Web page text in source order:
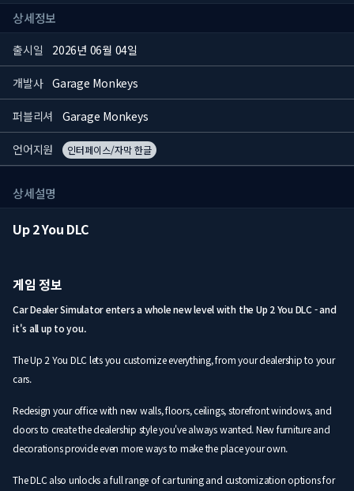
상세정보
출시일 2026년 06월 04일
개발사 Garage Monkeys
퍼블리셔 Garage Monkeys
언어지원 인터페이스/자막 한글
상세설명
Up 2 You DLC
게임 정보
Car Dealer Simulator enters a whole new level with the Up 2 You DLC - and
it's all up to you.
The Up 2 You DLC lets you customize everything, from your dealership to your
cars.
Redesign your office with new walls, floors, ceilings, storefront windows, and
doors to create the dealership style you've always wanted. New furniture and
decorations provide even more ways to make the place your own.
The DLC also unlocks a full range of car tuning and customization options for